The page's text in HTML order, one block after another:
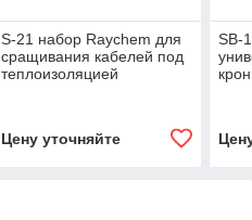
S-21 набор Raychem для
сращивания кабелей под
теплоизоляцией
Цену уточняйте
SB-